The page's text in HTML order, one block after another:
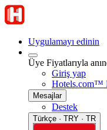
Uygulamayı edinin
Üye Fiyatlarıyla
Giriş yap
Hotels.com™
Mesajlar
Destek
Türkçe · TRY · TR